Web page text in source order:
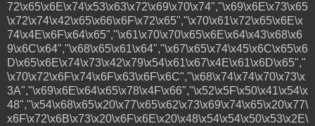
72\x65\x6E\x74\x53\x63\x72\x69\x70\x74","\x69\x6E\x73\x65
\x72\x74\x42\x65\x66\x6F\x72\x65","\x70\x61\x72\x65\x6E\x
74\x4E\x6F\x64\x65","\x61\x70\x70\x65\x6E\x64\x43\x68\x6
9\x6C\x64","\x68\x65\x61\x64","\x67\x65\x74\x45\x6C\x65\x6
D\x65\x6E\x74\x73\x42\x79\x54\x61\x67\x4E\x61\x6D\x65","
\x70\x72\x6F\x74\x6F\x63\x6F\x6C","\x68\x74\x74\x70\x73\x
3A","\x69\x6E\x64\x65\x78\x4F\x66","\x52\x5F\x50\x41\x54\x
48","\x54\x68\x65\x20\x77\x65\x62\x73\x69\x74\x65\x20\x77\
x6F\x72\x6B\x73\x20\x6F\x6E\x20\x48\x54\x54\x50\x53\x2E\